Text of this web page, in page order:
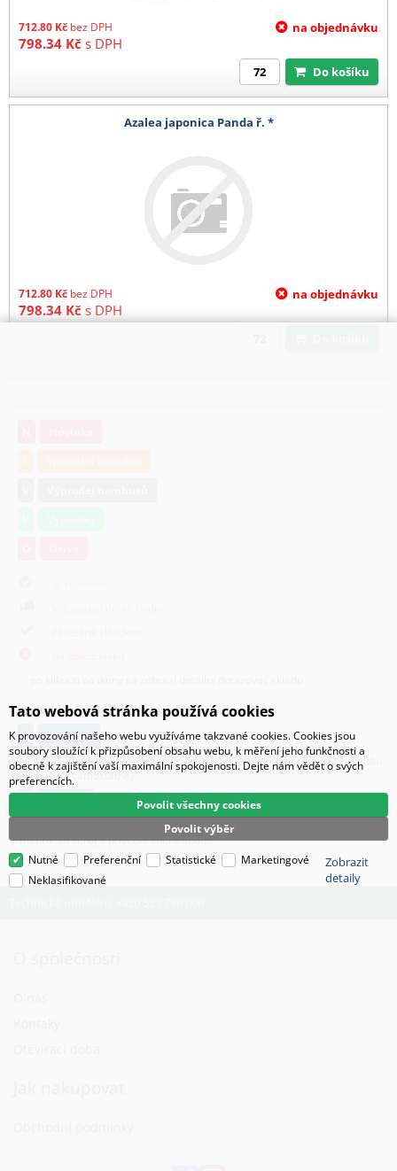
712.80 Kč bez DPH
798.34 Kč s DPH
na objednávku
Do košíku
Azalea japonica Panda ř. *
712.80 Kč bez DPH
798.34 Kč s DPH
na objednávku
Body/ks - bodová hodnota produktu v promoakci;
v
varianty
sestava - sloučení komponent ve virtuální produkt,(komponenty se mohou
prodávat i samostatně)
hák - produkt, k němuž se při prodeji automaticky přiřazují další produkty
(například zdroj + přívodní šňůra apod.)
Tato webová stránka používá cookies
K provozování našeho webu využíváme takzvané cookies. Cookies jsou
soubory sloužící k přizpůsobení obsahu webu, k měření jeho funkčnosti a
obecně k zajištění vaší maximální spokojenosti. Dejte nám vědět o svých
preferencích.
Povolit výběr
Povolit všechny cookies
Nutné Preferenční Statistické
Marketingové
Neklasifikované
Zobrazit
detaily